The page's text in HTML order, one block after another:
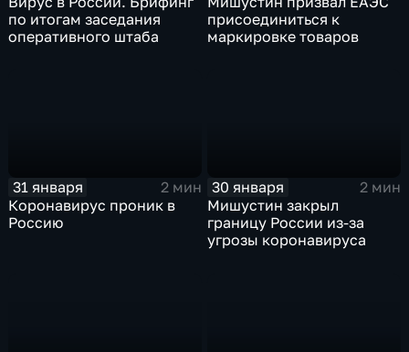
по итогам заседания
оперативного штаба
присоединиться к
маркировке товаров
31 января
2 мин
Коронавирус проник в
Россию
30 января
2 мин
Мишустин закрыл
границу России из-за
угрозы коронавируса